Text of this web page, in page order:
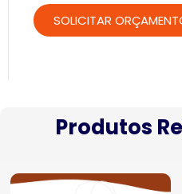
Produtos